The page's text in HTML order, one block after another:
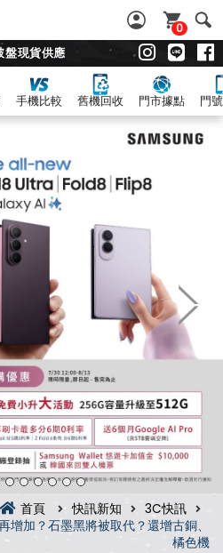
0
現貨供應
手機比較 舊機回收 門市據點 門
首頁 快訊新知
3C快訊
增加？石墨黑將被取代？還增古銅、
橘色機